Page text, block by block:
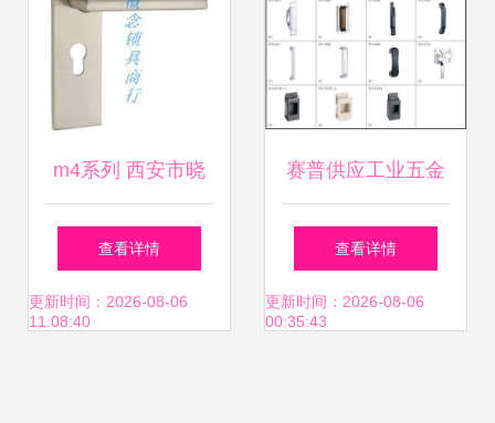
m4系列 西安市晓
峰锁具五金商行
查看详情
更新时间：2026-08-06
11:08:40
赛普供应工业五金
锁具MS702 配电箱
安全守护者的专业
查看详情
更新时间：2026-08-06
00:35:43